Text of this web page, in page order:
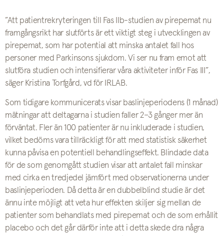
”Att patientrekryteringen till Fas IIb-studien av pirepemat nu
framgångsrikt har slutförts är ett viktigt steg i utvecklingen av
pirepemat, som har potential att minska antalet fall hos
personer med Parkinsons sjukdom. Vi ser nu fram emot att
slutföra studien och intensifierar våra aktiviteter inför Fas III”,
säger Kristina Torfgård, vd för IRLAB.
Som tidigare kommunicerats visar baslinjeperiodens (1 månad)
mätningar att deltagarna i studien faller 2–3 gånger mer än
förväntat. Fler än 100 patienter är nu inkluderade i studien,
vilket bedöms vara tillräckligt för att med statistisk säkerhet
kunna påvisa en potentiell behandlingseffekt. Blindade data
för de som genomgått studien visar att antalet fall minskar
med cirka en tredjedel jämfört med observationerna under
baslinjeperioden. Då detta är en dubbelblind studie är det
ännu inte möjligt att veta hur effekten skiljer sig mellan de
patienter som behandlats med pirepemat och de som erhållit
placebo och det går därför inte att i detta skede dra några